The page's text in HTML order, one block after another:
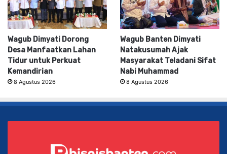
Wagub Dimyati Dorong
Desa Manfaatkan Lahan
Tidur untuk Perkuat
Kemandirian
8 Agustus 2026
Wagub Banten Dimyati
Natakusumah Ajak
Masyarakat Teladani Sifat
Nabi Muhammad
8 Agustus 2026